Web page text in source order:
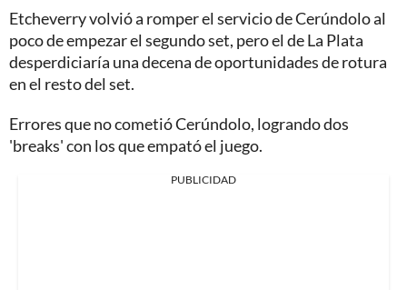
Etcheverry volvió a romper el servicio de Cerúndolo al
poco de empezar el segundo set, pero el de La Plata
desperdiciaría una decena de oportunidades de rotura
en el resto del set.
Errores que no cometió Cerúndolo, logrando dos
'breaks' con los que empató el juego.
PUBLICIDAD